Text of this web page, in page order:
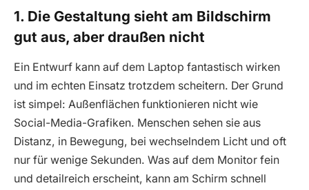
1. Die Gestaltung sieht am Bildschirm
gut aus, aber draußen nicht
Ein Entwurf kann auf dem Laptop fantastisch wirken
und im echten Einsatz trotzdem scheitern. Der Grund
ist simpel: Außenflächen funktionieren nicht wie
Social-Media-Grafiken. Menschen sehen sie aus
Distanz, in Bewegung, bei wechselndem Licht und oft
nur für wenige Sekunden. Was auf dem Monitor fein
und detailreich erscheint, kann am Schirm schnell